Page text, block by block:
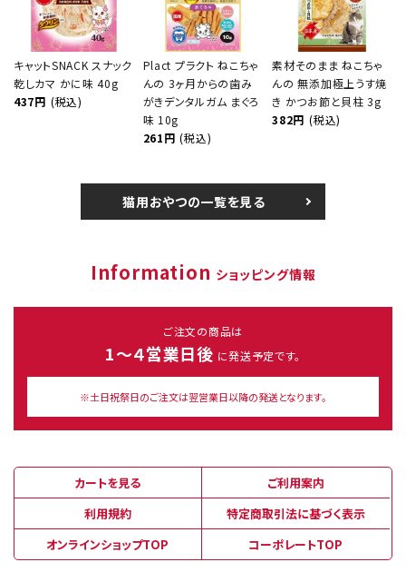
キャットSNACK スナック
乾しカマ かに味 40g
437円 (税込)
Plact プラクト ねこちゃ
んの 3ヶ月からの歯み
がきデンタルガム まぐろ
味 10g
261円 (税込)
素材そのまま ねこちゃ
んの 無添加極上うす焼
き かつお節と貝柱 3g
382円 (税込)
猫用おやつの一覧を見る
Information ショッピング情報
ご注文の商品は
1～４営業日後 に発送予定です。
※土日祝祭日のご注文は翌営業日以降の発送となります。
カートを見る
ご利用案内
利用規約
特定商取引法に基づく表示
オンラインショップTOP
コーポレートTOP